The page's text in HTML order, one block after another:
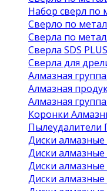
Набор сверл по
Сверло по
Сверла по
Сверла SDS
Сверла для
Алмазная
Алмазная
Алмазная
Коронки
Пылеудалители
Диски алмазные
Диски алмазные
Диски
Диски алмазные